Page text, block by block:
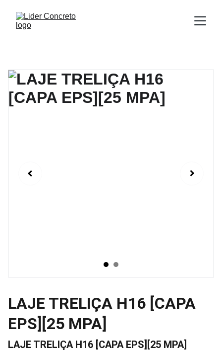
LAJE TRELIÇA H16 [CAPA
EPS][25 MPA]
LAJE TRELIÇA H16 [CAPA EPS][25 MPA]